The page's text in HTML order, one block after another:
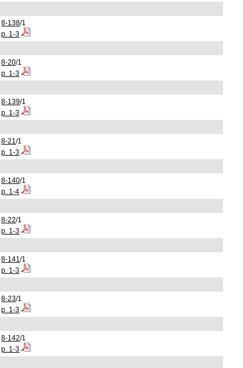
8-138/1
p. 1-3
8-20/1
p. 1-3
8-139/1
p. 1-3
8-21/1
p. 1-3
8-140/1
p. 1-4
8-22/1
p. 1-3
8-141/1
p. 1-3
8-23/1
p. 1-3
8-142/1
p. 1-3